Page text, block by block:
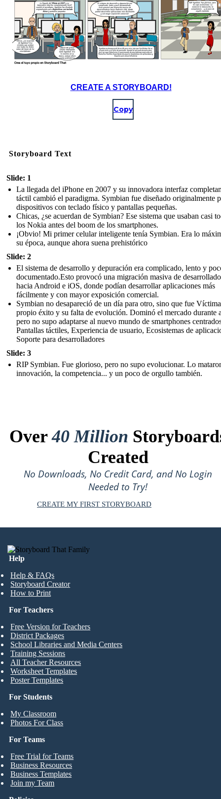
CREATE A STORYBOARD!
Copy
Storyboard Text
Slide: 1
La llegada del iPhone en 2007 y su innovadora interfaz
táctil cambió el paradigma. Symbian fue diseñado originalmente
dispositivos con teclado físico y pantallas pequeñas.
Chicas, ¿se acuerdan de Symbian? Ese sistema que usaban casi
los Nokia antes del boom de los smartphones.
¡Obvio! Mi primer celular inteligente tenía Symbian. Era lo
su época, aunque ahora suena prehistórico
Slide: 2
El sistema de desarrollo y depuración era complicado, lento y
documentado.Esto provocó una migración masiva de
hacia Android e iOS, donde podían desarrollar aplicaciones más
fácilmente y con mayor exposición comercial.
Symbian no desapareció de un día para otro, sino que fue
propio éxito y su falta de evolución. Dominó el mercado durante
pero no supo adaptarse al nuevo mundo de smartphones
Pantallas táctiles, Experiencia de usuario, Ecosistemas de
Soporte para desarrolladores
Slide: 3
RIP Symbian. Fue glorioso, pero no supo evolucionar. Lo
innovación, la competencia... y un poco de orgullo también.
Over40 Million
Created
No Downloads, No Credit Card, and No Login
Needed to Try!
CREATE MY FIRST STORYBOARD
Help
Help & FAQs
Storyboard Creator
How to Print
For Students
My Classroom
Photos For Class
For Teachers
Free Version for Teachers
District Packages
School Libraries and Media Centers
Training Sessions
All Teacher Resources
Worksheet Templates
Poster Templates
For Teams
Free Trial for Teams
Business Resources
Business Templates
Join my Team